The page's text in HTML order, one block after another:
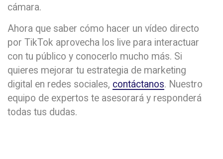
cámara.
Ahora que saber cómo hacer un vídeo directo
por TikTok aprovecha los live para interactuar
con tu público y conocerlo mucho más. Si
quieres mejorar tu estrategia de marketing
digital en redes sociales, contáctanos. Nuestro
equipo de expertos te asesorará y responderá
todas tus dudas.